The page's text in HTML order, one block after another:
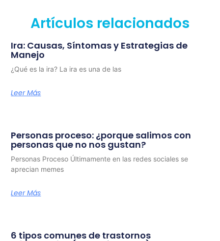
Artículos relacionados
Ira: Causas, Síntomas y Estrategias de
Manejo
¿Qué es la ira? La ira es una de las
Leer Más
Personas proceso: ¿porque salimos con
personas que no nos gustan?
Personas Proceso Últimamente en las redes sociales se
aprecian memes
Leer Más
6 tipos comunes de trastornos